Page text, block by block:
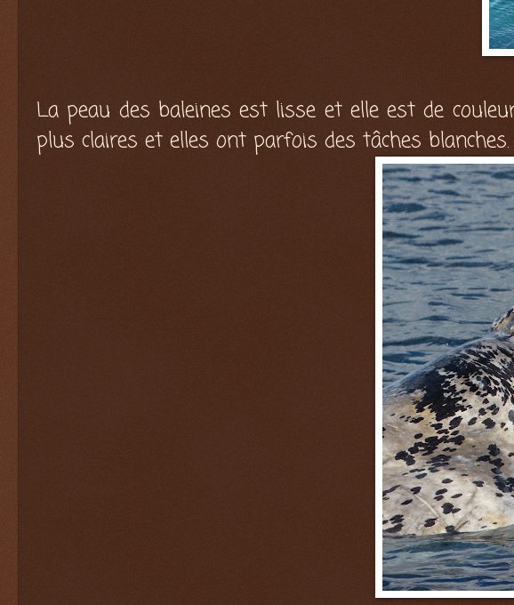
La peau des baleines est lisse et elle est de
plus claires et elles ont parfois des tâches